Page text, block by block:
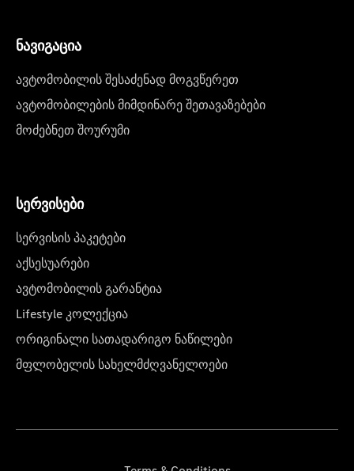
ნავიგაცია
ავტომობილის შესაძენად მოგვწერეთ
ავტომობილების მიმდინარე შეთავაზებები
მოძებნეთ შოურუმი
სერვისები
სერვისის პაკეტები
აქსესუარები
ავტომობილის გარანტია
Lifestyle კოლექცია
ორიგინალი სათადარიგო ნაწილები
მფლობელის სახელმძღვანელოები